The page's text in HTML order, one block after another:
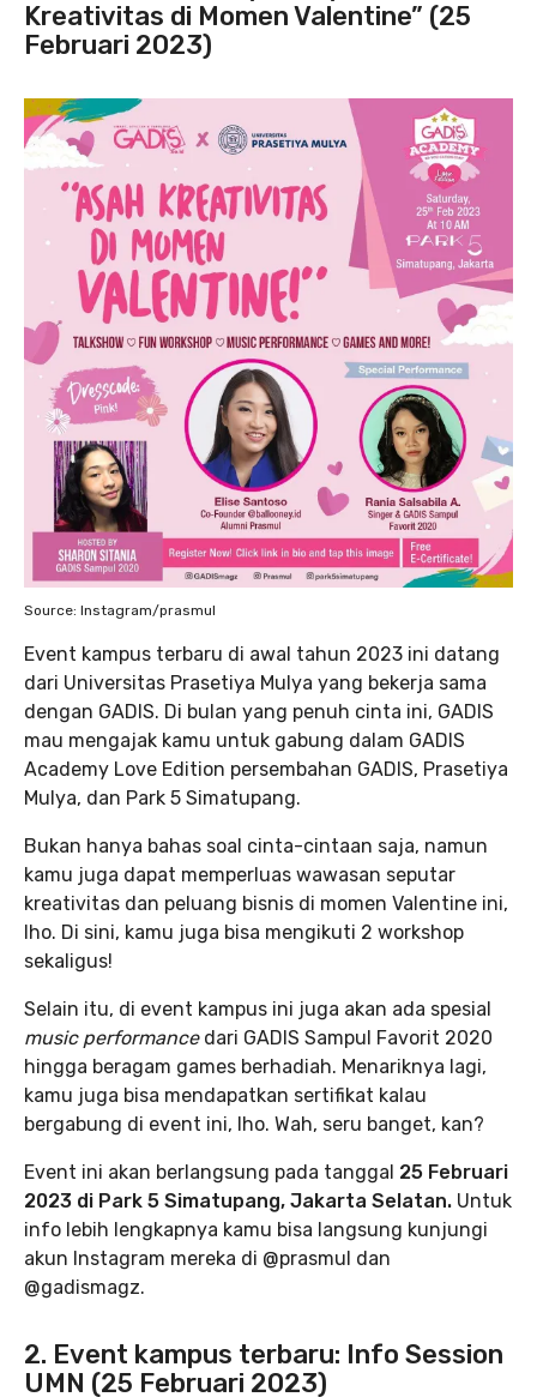
Kreativitas di Momen Valentine” (25
Februari 2023)
Source: Instagram/prasmul
Event kampus terbaru di awal tahun 2023 ini datang
dari Universitas Prasetiya Mulya yang bekerja sama
dengan GADIS. Di bulan yang penuh cinta ini, GADIS
mau mengajak kamu untuk gabung dalam GADIS
Academy Love Edition persembahan GADIS, Prasetiya
Mulya, dan Park 5 Simatupang.
Bukan hanya bahas soal cinta-cintaan saja, namun
kamu juga dapat memperluas wawasan seputar
kreativitas dan peluang bisnis di momen Valentine ini,
lho. Di sini, kamu juga bisa mengikuti 2 workshop
sekaligus!
Selain itu, di event kampus ini juga akan ada spesial
music performance dari GADIS Sampul Favorit 2020
hingga beragam games berhadiah. Menariknya lagi,
kamu juga bisa mendapatkan sertifikat kalau
bergabung di event ini, lho. Wah, seru banget, kan?
Event ini akan berlangsung pada tanggal 25 Februari
2023 di Park 5 Simatupang, Jakarta Selatan. Untuk
info lebih lengkapnya kamu bisa langsung kunjungi
akun Instagram mereka di @prasmul dan
@gadismagz.
2. Event kampus terbaru: Info Session
UMN (25 Februari 2023)